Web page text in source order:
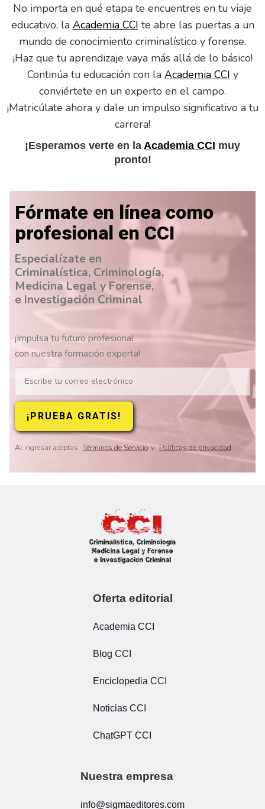
No importa en qué etapa te encuentres en tu viaje
educativo, la Academia CCI te abre las puertas a un
mundo de conocimiento criminalístico y forense.
¡Haz que tu aprendizaje vaya más allá de lo básico!
Continúa tu educación con la Academia CCI y
conviértete en un experto en el campo.
¡Matricúlate ahora y dale un impulso significativo a tu
carrera!
¡Esperamos verte en la Academia CCI muy
pronto!
Fórmate en línea como
profesional en CCI
Especialízate en
Criminalística, Criminología,
Medicina Legal y Forense,
e Investigación Criminal
¡Impulsa tu futuro profesional
con nuestra formación experta!
Al ingresar aceptas Términos de Servicio y Políticas de privacidad
Oferta editorial
Academia CCI
Blog CCI
Enciclopedia CCI
Noticias CCI
ChatGPT CCI
Nuestra empresa
info@sigmaeditores.com